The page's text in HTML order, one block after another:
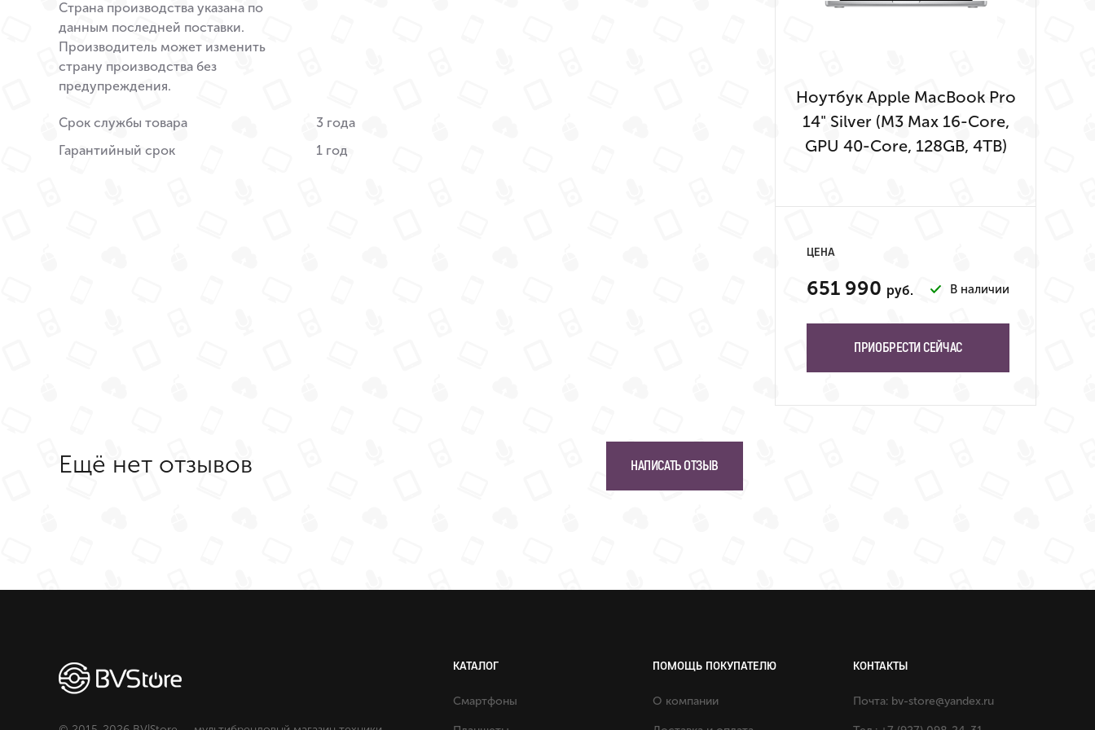
Страна производства указана по
данным последней поставки.
Производитель может изменить
страну производства без
предупреждения.
Срок службы товара
3 года
Гарантийный срок
1 год
Ноутбук Apple MacBook Pro
14" Silver (M3 Max 16-Core,
GPU 40-Core, 128GB, 4TB)
ЦЕНА
651 990 руб. В наличии
ПРИОБРЕСТИ СЕЙЧАС
Ещё нет отзывов НАПИСАТЬ ОТЗЫВ
КАТАЛОГ
Смартфоны
ПОМОЩЬ ПОКУПАТЕЛЮ
О компании
КОНТАКТЫ
Почта: bv-store@yandex.ru